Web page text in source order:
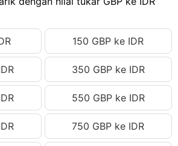
Rp2,175,620.48 IDR
Rp2,175,861.41 IDR
Rp2,176,102.34 IDR
Rp2,176,343.27 IDR
Rp2,176,584.21 IDR
Rp2,176,825.14 IDR
150 GBP ke IDR
350 GBP ke IDR
550 GBP ke IDR
750 GBP ke IDR